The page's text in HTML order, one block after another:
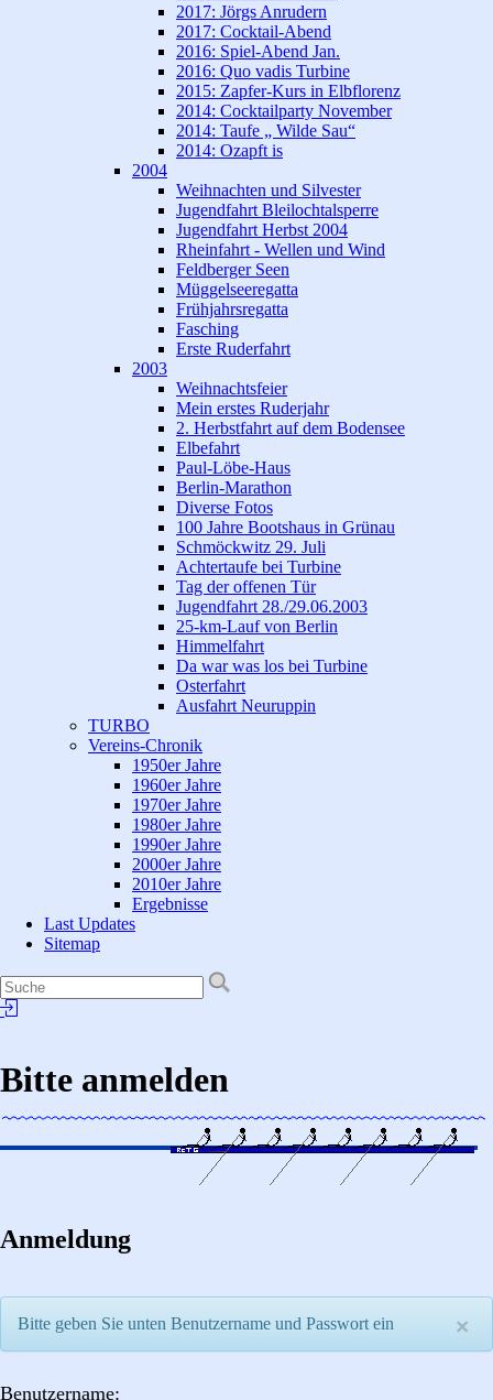
2017: Jörgs Anrudern
2017: Cocktail-Abend
2016: Spiel-Abend Jan.
2016: Quo vadis Turbine
2015: Zapfer-Kurs in Elbflorenz
2014: Cocktailparty November
2014: Taufe „ Wilde Sau“
2014: Ozapft is
2004
Weihnachten und Silvester
Jugendfahrt Bleilochtalsperre
Jugendfahrt Herbst 2004
Rheinfahrt - Wellen und Wind
Feldberger Seen
Müggelseeregatta
Frühjahrsregatta
Fasching
Erste Ruderfahrt
2003
Weihnachtsfeier
Mein erstes Ruderjahr
2. Herbstfahrt auf dem Bodensee
Elbefahrt
Paul-Löbe-Haus
Berlin-Marathon
Diverse Fotos
100 Jahre Bootshaus in Grünau
Schmöckwitz 29. Juli
Achtertaufe bei Turbine
Tag der offenen Tür
Jugendfahrt 28./29.06.2003
25-km-Lauf von Berlin
Himmelfahrt
Da war was los bei Turbine
Osterfahrt
Ausfahrt Neuruppin
TURBO
Vereins-Chronik
1950er Jahre
1960er Jahre
1970er Jahre
1980er Jahre
1990er Jahre
2000er Jahre
2010er Jahre
Ergebnisse
Last Updates
Sitemap
Bitte anmelden
Anmeldung
×
Bitte geben Sie unten Benutzername und Passwort ein
Benutzername